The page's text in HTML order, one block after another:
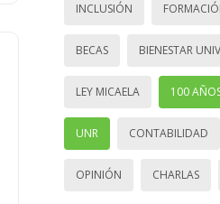
INCLUSIÓN
BECAS BIENESTAR
LEY MICAELA 100
UNR CONTABILIDAD
OPINIÓN CHARLAS